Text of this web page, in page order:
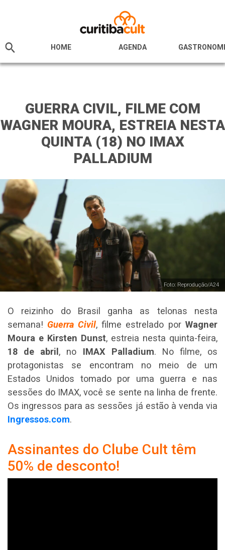
HOME AGENDA
GUERRA CIVIL, FILME COM
WAGNER MOURA, ESTREIA NESTA
QUINTA (18) NO IMAX
PALLADIUM
Foto: Reprodução/A24
O reizinho do Brasil ganha as telonas nesta
semana! Guerra Civil, filme estrelado porWagner
Moura e Kirsten Dunst, estreia nesta quinta-feira,
18 de abril , no IMAX Palladium. No filme, os
protagonistas se encontram no meio de um
Estados Unidos tomado por uma guerra e nas
sessões do IMAX, você se sente na linha de frente.
Os ingressos para as sessões já estão à venda via
Ingressos.com.
Assinantes do Clube Cult têm
50% de desconto!